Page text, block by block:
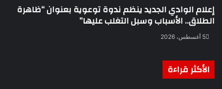
إعلام الوادي الجديد ينظم ندوة توعوية بعنوان “ظاهرة
الطلاق.. الأسباب وسبل التغلب عليها”
5 أغسطس، 2026
الأكثر قراءة